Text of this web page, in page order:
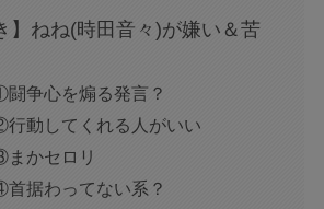
】ねね(時田音々)が嫌い＆苦
争心を煽る発言？
動してくれる人がいい
かセロリ
据わってない系？